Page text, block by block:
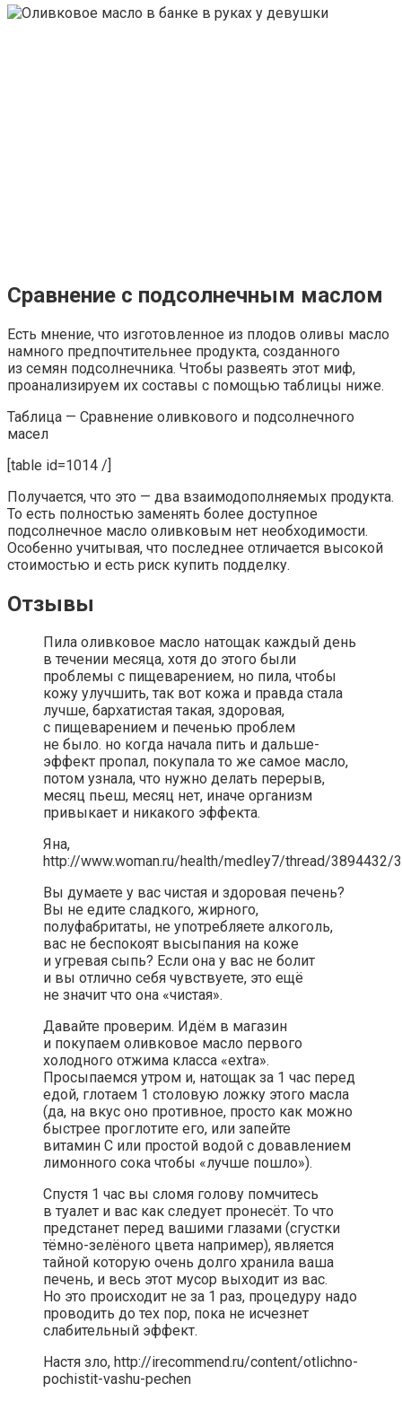
Сравнение с подсолнечным маслом
Есть мнение, что изготовленное из плодов оливы масло
намного предпочтительнее продукта, созданного
из семян подсолнечника. Чтобы развеять этот миф,
проанализируем их составы с помощью таблицы ниже.
Таблица — Сравнение оливкового и подсолнечного
масел
[table id=1014 /]
Получается, что это — два взаимодополняемых продукта.
То есть полностью заменять более доступное
подсолнечное масло оливковым нет необходимости.
Особенно учитывая, что последнее отличается высокой
стоимостью и есть риск купить подделку.
Отзывы
Пила оливковое масло натощак каждый день
в течении месяца, хотя до этого были
проблемы с пищеварением, но пила, чтобы
кожу улучшить, так вот кожа и правда стала
лучше, бархатистая такая, здоровая,
с пищеварением и печенью проблем
не было. но когда начала пить и дальше-
эффект пропал, покупала то же самое масло,
потом узнала, что нужно делать перерыв,
месяц пьеш, месяц нет, иначе организм
привыкает и никакого эффекта.
Яна,
http://www.woman.ru/health/medley7/thread/3894432/
Вы думаете у вас чистая и здоровая печень?
Вы не едите сладкого, жирного,
полуфабритаты, не употребляете алкоголь,
вас не беспокоят высыпания на коже
и угревая сыпь? Если она у вас не болит
и вы отлично себя чувствуете, это ещё
не значит что она «чистая».
Давайте проверим. Идём в магазин
и покупаем оливковое масло первого
холодного отжима класса «extra».
Просыпаемся утром и, натощак за 1 час перед
едой, глотаем 1 столовую ложку этого масла
(да, на вкус оно противное, просто как можно
быстрее проглотите его, или запейте
витамин C или простой водой с довавлением
лимонного сока чтобы «лучше пошло»).
Спустя 1 час вы сломя голову помчитесь
в туалет и вас как следует пронесёт. То что
предстанет перед вашими глазами (сгустки
тёмно-зелёного цвета например), является
тайной которую очень долго хранила ваша
печень, и весь этот мусор выходит из вас.
Но это происходит не за 1 раз, процедуру надо
проводить до тех пор, пока не исчезнет
слабительный эффект.
Настя зло, http://irecommend.ru/content/otlichno-
pochistit-vashu-pechen